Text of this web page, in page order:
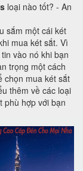
loại nào tốt? - An
sắm một cái két
mua két sắt. Vì
vào nó khi bạn
trọng một cách
chọn mua két sắt
thêm về các loại
phù hợp với bạn